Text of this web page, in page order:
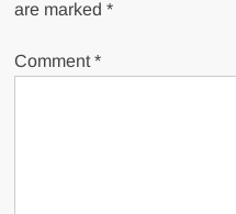
are marked*
Comment*